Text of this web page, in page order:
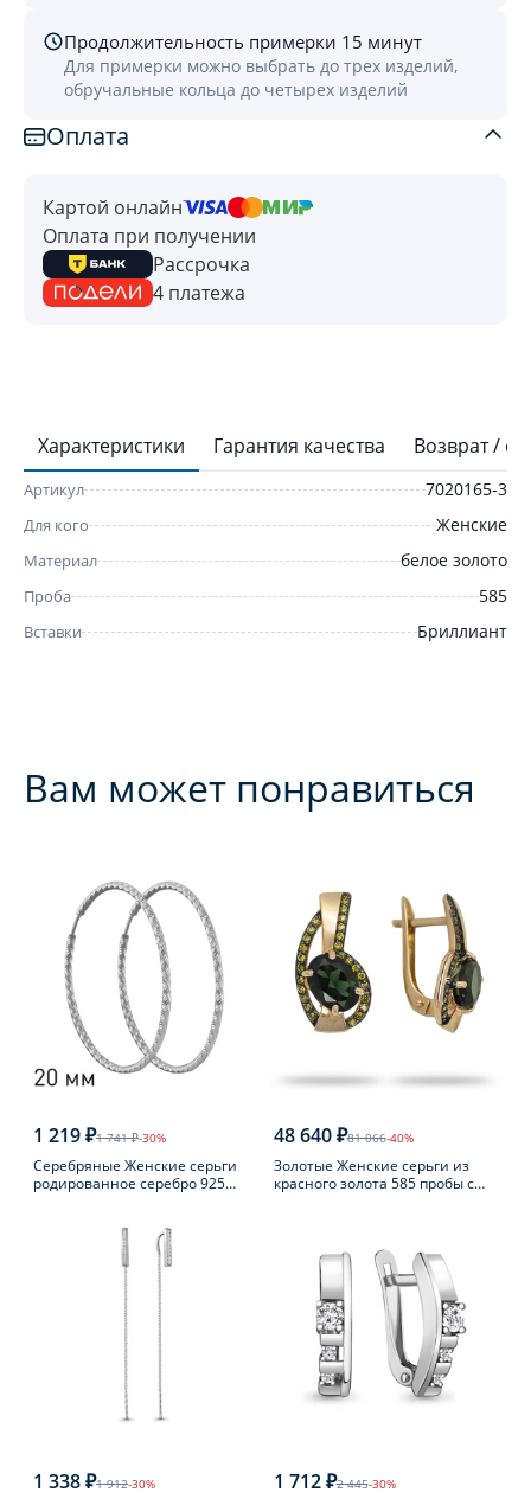
Продолжительность примерки 15 минут
Для примерки можно выбрать до трех изделий,
обручальные кольца до четырех изделий
Оплата
Картой онлайн
Оплата при получении
Рассрочка
4 платежа
Характеристики Гарантия качества Возврат /
Артикул 7020165-3
Для кого Женские
Материал белое золото
Проба 585
Вставки Бриллиант
Вам может понравиться
1 219 ₽1 741 ₽-30%
Серебряные Женские серьги
родированное серебро 925
48 640 ₽81 066-40%
Золотые Женские серьги из
красного золота 585 пробы с
1 338 ₽1 912-30% 1 712 ₽2 445-30%